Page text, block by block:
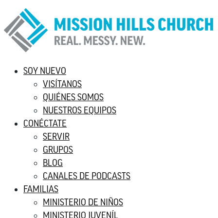
SOY NUEVO
VISÍTANOS
QUIÉNES SOMOS
NUESTROS EQUIPOS
CONÉCTATE
SERVIR
GRUPOS
BLOG
CANALES DE PODCASTS
FAMILIAS
MINISTERIO DE NIÑOS
MINISTERIO JUVENÍL